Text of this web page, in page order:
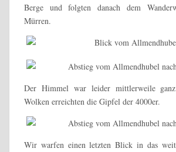
Berge und folgten danach dem
Mürren.
Der Himmel war leider mittlerweile
Wolken erreichten die Gipfel der 4000er.
Wir warfen einen letzten Blick in das